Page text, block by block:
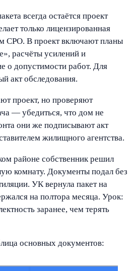
всегда остаётся проект
только лицензированная
СРО. В проект включают планы
расчёты усилений и
о допустимости работ. Для
акт обследования.
проект, но проверяют
— убедиться, что дом не
они же подписывают акт
жилищного агентства.
районе собственник решил
комнату. Документы подал без
УК вернула пакет на
на полтора месяца. Урок:
заранее, чем терять
основных документов: